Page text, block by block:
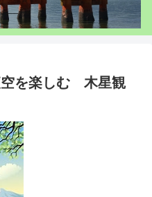
を楽しむ 木星観